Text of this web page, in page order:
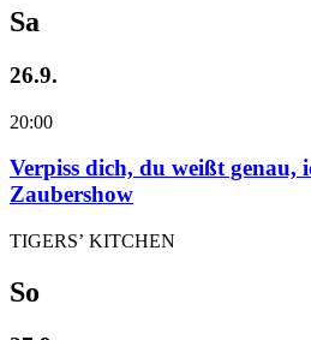
Sa
26.9.
20:00
Verpiss dich, du weißt genau,
Zaubershow
TIGERS’ KITCHEN
So